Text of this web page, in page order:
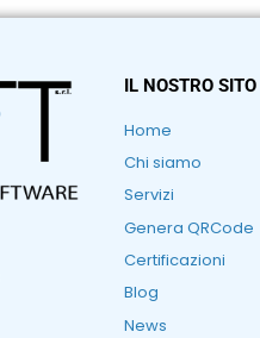
IL NOSTRO SITO
Home
Chi siamo
Servizi
Genera QRCode
Certificazioni
Blog
News